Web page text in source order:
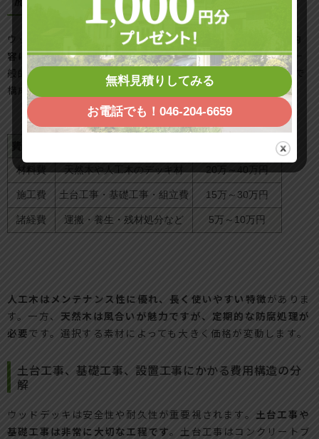
ウッドデッキ10畳の施工費込み価格は、
容によって幅があります。相場は約40万円～80万円前後が一
般的です。ウッドデッキの価格は次の3つの主要な費用項目で
構成されます。
目安価格（10畳）
材料費
施工費 土台工事・基礎工事・組立費 15万～30万円
諸経費 運搬・養生・残材処分など 5万～10万円
人工木はメンテナンス性に優れ、長く使いやすい特徴がありま
す。一方、 天然木は風合いが魅力ですが、定期的な防腐処理が
必要です。選択する素材によっても大きく価格が変動します。
土台工事、基礎工事、設置工事にかかる費用構造の分
解
ウッドデッキは安全性や耐久性が重要視されます。 土台工事や
基礎工事は非常に大切な工程です。土台工事はコンクリートブ
無料見積りしてみる
お電話でも！046-204-6659